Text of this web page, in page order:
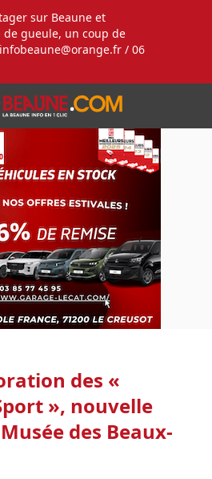
sur Beaune et
gueule, un coup de
infobeaune@orange.fr / 06
des «
», nouvelle
des Beaux-